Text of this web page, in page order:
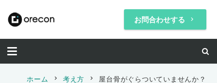
お問合わせする keyboard_arrow_right
ホーム chevron_right 考え方 chevron_right 屋台骨がぐらついていませんか？